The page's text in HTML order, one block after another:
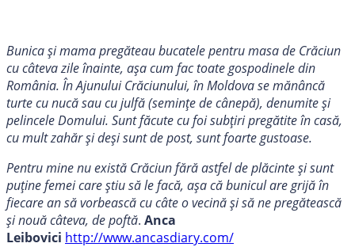
Bunica și mama pregăteau bucatele pentru masa de Crăciun
cu câteva zile înainte, așa cum fac toate gospodinele din
România. În Ajunului Crăciunului, în Moldova se mănâncă
turte cu nucă sau cu julfă (semințe de cânepă), denumite și
pelincele Domului. Sunt făcute cu foi subțiri pregătite în casă,
cu mult zahăr și deși sunt de post, sunt foarte gustoase.
Pentru mine nu există Crăciun fără astfel de plăcinte și sunt
puține femei care știu să le facă, așa că bunicul are grijă în
fiecare an să vorbească cu câte o vecină și să ne pregătească
și nouă câteva, de poftă. Anca
Leibovici http://www.ancasdiary.com/